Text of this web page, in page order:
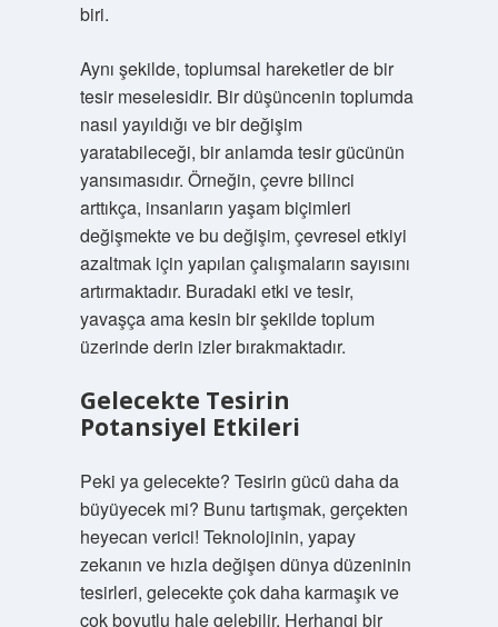
biri.
Aynı şekilde, toplumsal hareketler de bir
tesir meselesidir. Bir düşüncenin toplumda
nasıl yayıldığı ve bir değişim
yaratabileceği, bir anlamda tesir gücünün
yansımasıdır. Örneğin, çevre bilinci
arttıkça, insanların yaşam biçimleri
değişmekte ve bu değişim, çevresel etkiyi
azaltmak için yapılan çalışmaların sayısını
artırmaktadır. Buradaki etki ve tesir,
yavaşça ama kesin bir şekilde toplum
üzerinde derin izler bırakmaktadır.
Gelecekte Tesirin
Potansiyel Etkileri
Peki ya gelecekte? Tesirin gücü daha da
büyüyecek mi? Bunu tartışmak, gerçekten
heyecan verici! Teknolojinin, yapay
zekanın ve hızla değişen dünya düzeninin
tesirleri, gelecekte çok daha karmaşık ve
çok boyutlu hale gelebilir. Herhangi bir